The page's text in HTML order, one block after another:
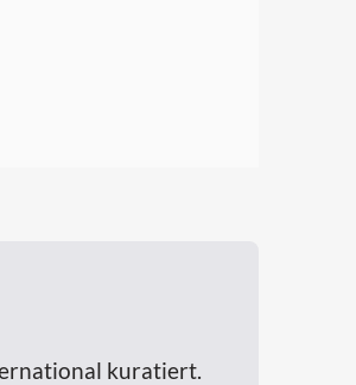
kuratiert.